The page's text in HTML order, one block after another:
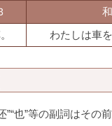
わたしは車
”“也”等の副詞はそ